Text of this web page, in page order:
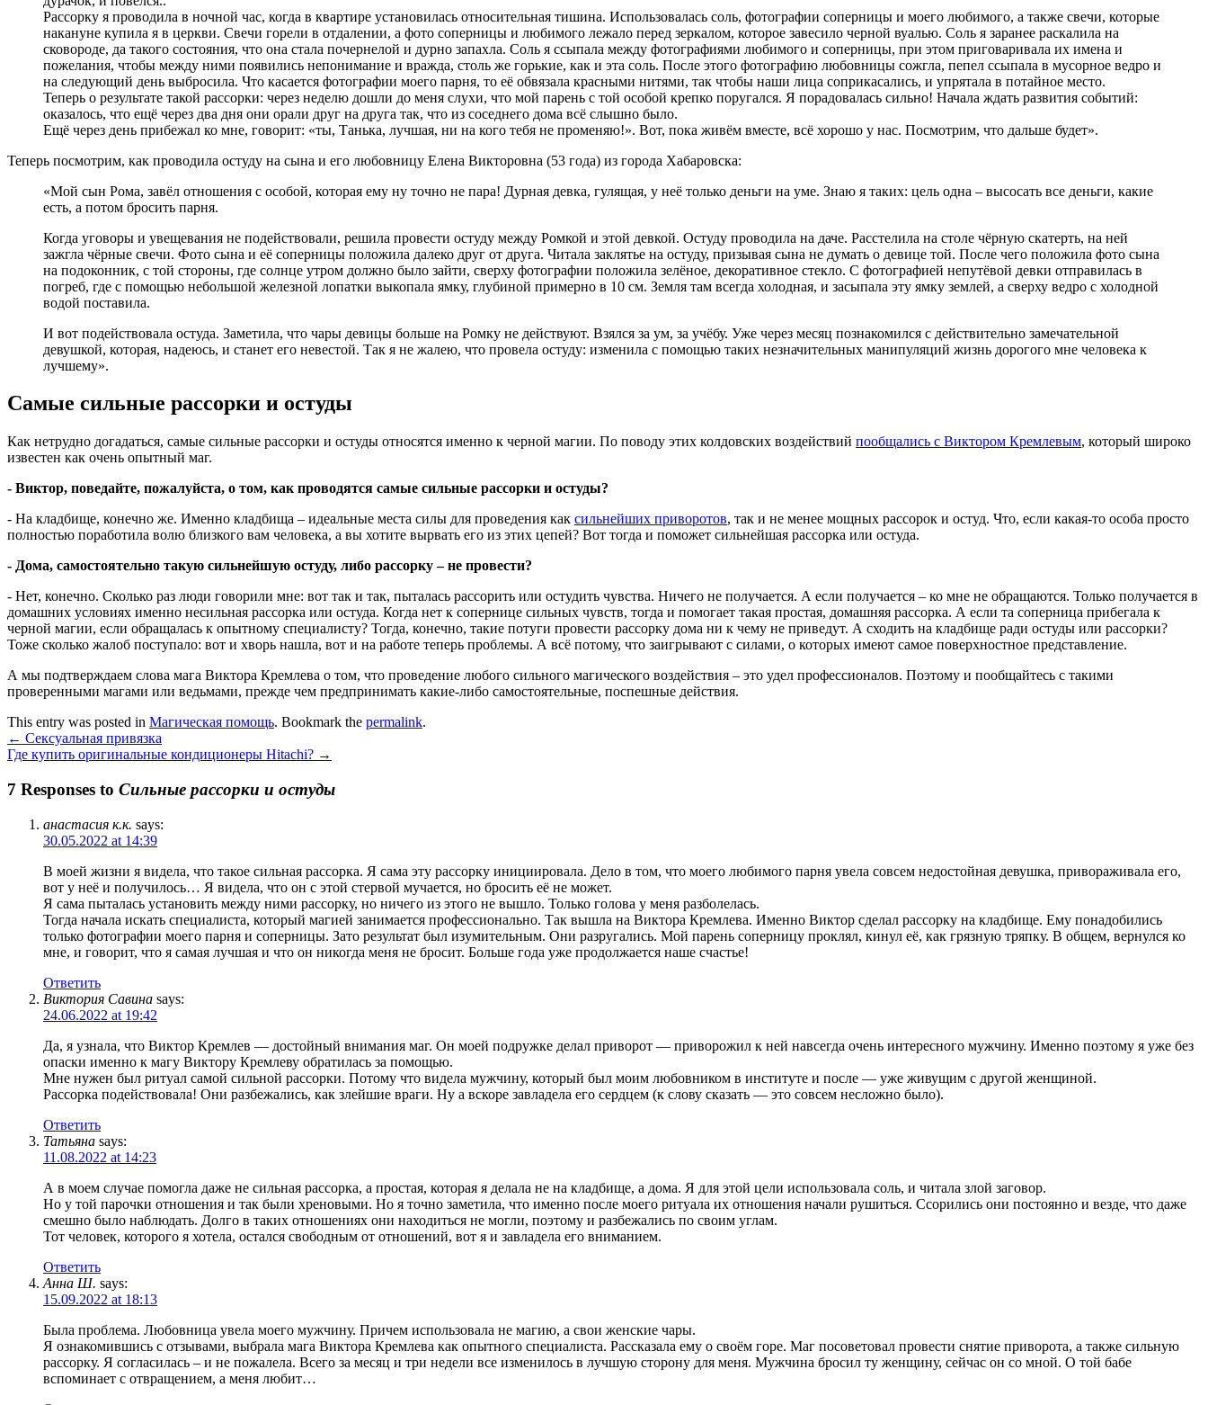
Рассорку я проводила в ночной час, когда в квартире установилась относительная тишина. Использовалась соль, фотографии соперницы и моего любимого, а также свечи, которые
накануне купила я в церкви. Свечи горели в отдалении, а фото соперницы и любимого лежало перед зеркалом, которое завесило черной вуалью. Соль я заранее раскалила на
сковороде, да такого состояния, что она стала почернелой и дурно запахла. Соль я ссыпала между фотографиями любимого и соперницы, при этом приговаривала их имена и
пожелания, чтобы между ними появились непонимание и вражда, столь же горькие, как и эта соль. После этого фотографию любовницы сожгла, пепел ссыпала в мусорное ведро и
на следующий день выбросила. Что касается фотографии моего парня, то её обвязала красными нитями, так чтобы наши лица соприкасались, и упрятала в потайное место.
Теперь о результате такой рассорки: через неделю дошли до меня слухи, что мой парень с той особой крепко поругался. Я порадовалась сильно! Начала ждать развития событий:
оказалось, что ещё через два дня они орали друг на друга так, что из соседнего дома всё слышно было.
Ещё через день прибежал ко мне, говорит: «ты, Танька, лучшая, ни на кого тебя не променяю!». Вот, пока живём вместе, всё хорошо у нас. Посмотрим, что дальше будет».
Теперь посмотрим, как проводила остуду на сына и его любовницу Елена Викторовна (53 года) из города Хабаровска:
«Мой сын Рома, завёл отношения с особой, которая ему ну точно не пара! Дурная девка, гулящая, у неё только деньги на уме. Знаю я таких: цель одна – высосать все деньги, какие
есть, а потом бросить парня.
Когда уговоры и увещевания не подействовали, решила провести остуду между Ромкой и этой девкой. Остуду проводила на даче. Расстелила на столе чёрную скатерть, на ней
зажгла чёрные свечи. Фото сына и её соперницы положила далеко друг от друга. Читала заклятье на остуду, призывая сына не думать о девице той. После чего положила фото сына
на подоконник, с той стороны, где солнце утром должно было зайти, сверху фотографии положила зелёное, декоративное стекло. С фотографией непутёвой девки отправилась в
погреб, где с помощью небольшой железной лопатки выкопала ямку, глубиной примерно в 10 см. Земля там всегда холодная, и засыпала эту ямку землей, а сверху ведро с холодной
водой поставила.
И вот подействовала остуда. Заметила, что чары девицы больше на Ромку не действуют. Взялся за ум, за учёбу. Уже через месяц познакомился с действительно замечательной
девушкой, которая, надеюсь, и станет его невестой. Так я не жалею, что провела остуду: изменила с помощью таких незначительных манипуляций жизнь дорогого мне человека к
лучшему».
Самые сильные рассорки и остуды
Как нетрудно догадаться, самые сильные рассорки и остуды относятся именно к черной магии. По поводу этих колдовских воздействий пообщались с Виктором Кремлевым, который широко
известен как очень опытный маг.
- Виктор, поведайте, пожалуйста, о том, как проводятся самые сильные рассорки и остуды?
- На кладбище, конечно же. Именно кладбища – идеальные места силы для проведения как сильнейших приворотов, так и не менее мощных рассорок и остуд. Что, если какая-то особа просто
полностью поработила волю близкого вам человека, а вы хотите вырвать его из этих цепей? Вот тогда и поможет сильнейшая рассорка или остуда.
- Дома, самостоятельно такую сильнейшую остуду, либо рассорку – не провести?
- Нет, конечно. Сколько раз люди говорили мне: вот так и так, пыталась рассорить или остудить чувства. Ничего не получается. А если получается – ко мне не обращаются. Только получается в
домашних условиях именно несильная рассорка или остуда. Когда нет к сопернице сильных чувств, тогда и помогает такая простая, домашняя рассорка. А если та соперница прибегала к
черной магии, если обращалась к опытному специалисту? Тогда, конечно, такие потуги провести рассорку дома ни к чему не приведут. А сходить на кладбище ради остуды или рассорки?
Тоже сколько жалоб поступало: вот и хворь нашла, вот и на работе теперь проблемы. А всё потому, что заигрывают с силами, о которых имеют самое поверхностное представление.
А мы подтверждаем слова мага Виктора Кремлева о том, что проведение любого сильного магического воздействия – это удел профессионалов. Поэтому и пообщайтесь с такими
проверенными магами или ведьмами, прежде чем предпринимать какие-либо самостоятельные, поспешные действия.
This entry was posted in Магическая помощь. Bookmark the permalink.
← Сексуальная привязка
Где купить оригинальные кондиционеры Hitachi? →
7 Responses to Сильные рассорки и остуды
анастасия к.к. says:
30.05.2022 at 14:39
В моей жизни я видела, что такое сильная рассорка. Я сама эту рассорку инициировала. Дело в том, что моего любимого парня увела совсем недостойная девушка, привораживала его,
вот у неё и получилось… Я видела, что он с этой стервой мучается, но бросить её не может.
Я сама пыталась установить между ними рассорку, но ничего из этого не вышло. Только голова у меня разболелась.
Тогда начала искать специалиста, который магией занимается профессионально. Так вышла на Виктора Кремлева. Именно Виктор сделал рассорку на кладбище. Ему понадобились
только фотографии моего парня и соперницы. Зато результат был изумительным. Они разругались. Мой парень соперницу проклял, кинул её, как грязную тряпку. В общем, вернулся ко
мне, и говорит, что я самая лучшая и что он никогда меня не бросит. Больше года уже продолжается наше счастье!
Ответить
Виктория Савина says:
24.06.2022 at 19:42
Да, я узнала, что Виктор Кремлев — достойный внимания маг. Он моей подружке делал приворот — приворожил к ней навсегда очень интересного мужчину. Именно поэтому я уже без
опаски именно к магу Виктору Кремлеву обратилась за помощью.
Мне нужен был ритуал самой сильной рассорки. Потому что видела мужчину, который был моим любовником в институте и после — уже живущим с другой женщиной.
Рассорка подействовала! Они разбежались, как злейшие враги. Ну а вскоре завладела его сердцем (к слову сказать — это совсем несложно было).
Ответить
Татьяна says:
11.08.2022 at 14:23
А в моем случае помогла даже не сильная рассорка, а простая, которая я делала не на кладбище, а дома. Я для этой цели использовала соль, и читала злой заговор.
Но у той парочки отношения и так были хреновыми. Но я точно заметила, что именно после моего ритуала их отношения начали рушиться. Ссорились они постоянно и везде, что даже
смешно было наблюдать. Долго в таких отношениях они находиться не могли, поэтому и разбежались по своим углам.
Тот человек, которого я хотела, остался свободным от отношений, вот я и завладела его вниманием.
Ответить
Анна Ш. says:
15.09.2022 at 18:13
Была проблема. Любовница увела моего мужчину. Причем использовала не магию, а свои женские чары.
Я ознакомившись с отзывами, выбрала мага Виктора Кремлева как опытного специалиста. Рассказала ему о своём горе. Маг посоветовал провести снятие приворота, а также сильную
рассорку. Я согласилась – и не пожалела. Всего за месяц и три недели все изменилось в лучшую сторону для меня. Мужчина бросил ту женщину, сейчас он со мной. О той бабе
вспоминает с отвращением, а меня любит…